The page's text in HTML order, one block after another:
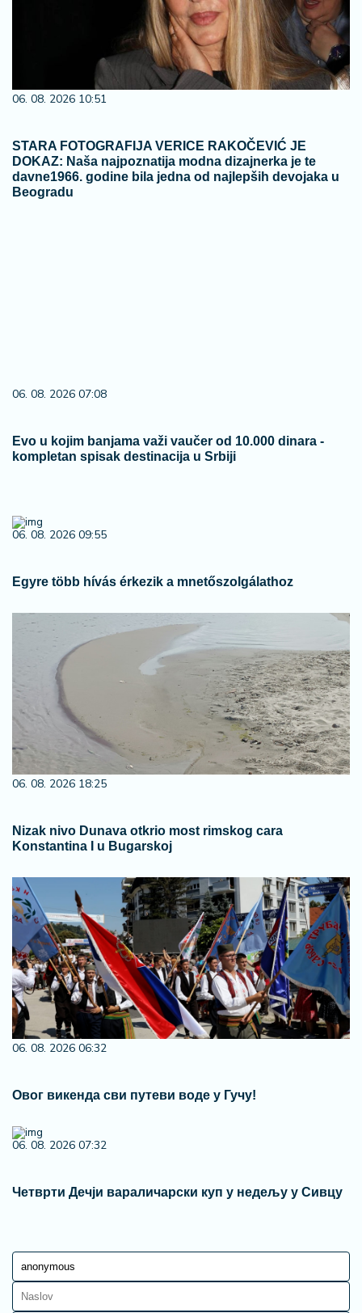
06. 08. 2026 10:51
STARA FOTOGRAFIJA VERICE RAKOČEVIĆ JE
DOKAZ: Naša najpoznatija modna dizajnerka je te
davne1966. godine bila jedna od najlepših devojaka u
Beogradu
06. 08. 2026 07:08
Evo u kojim banjama važi vaučer od 10.000 dinara -
kompletan spisak destinacija u Srbiji
06. 08. 2026 09:55
Egyre több hívás érkezik a mnetőszolgálathoz
06. 08. 2026 18:25
Nizak nivo Dunava otkrio most rimskog cara
Konstantina I u Bugarskoj
06. 08. 2026 06:32
Овог викенда сви путеви воде у Гучу!
06. 08. 2026 07:32
Четврти Дечји вараличарски куп у недељу у Сивцу